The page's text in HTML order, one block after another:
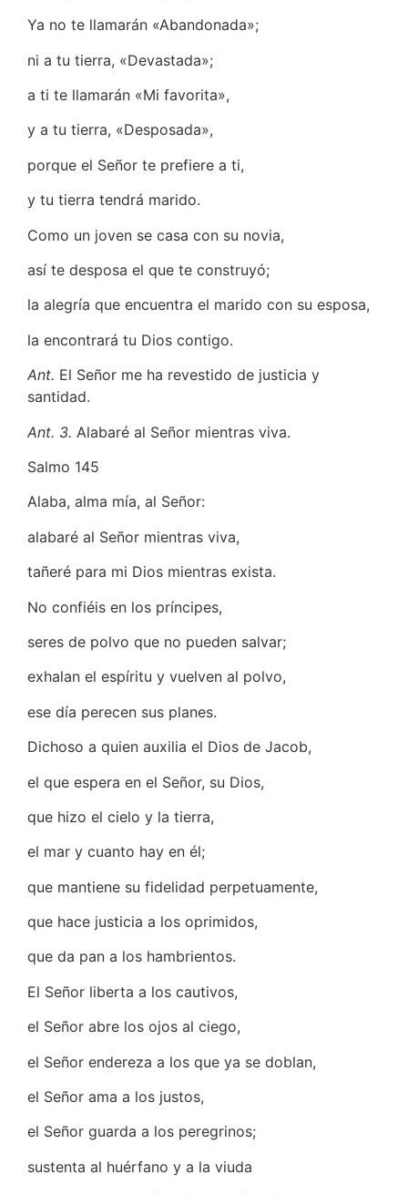
Ya no te llamarán «Abandonada»;
ni a tu tierra, «Devastada»;
a ti te llamarán «Mi favorita»,
y a tu tierra, «Desposada»,
porque el Señor te prefiere a ti,
y tu tierra tendrá marido.
Como un joven se casa con su novia,
así te desposa el que te construyó;
la alegría que encuentra el marido con su esposa,
la encontrará tu Dios contigo.
Ant. El Señor me ha revestido de justicia y
santidad.
Ant. 3. Alabaré al Señor mientras viva.
Salmo 145
Alaba, alma mía, al Señor:
alabaré al Señor mientras viva,
tañeré para mi Dios mientras exista.
No confiéis en los príncipes,
seres de polvo que no pueden salvar;
exhalan el espíritu y vuelven al polvo,
ese día perecen sus planes.
Dichoso a quien auxilia el Dios de Jacob,
el que espera en el Señor, su Dios,
que hizo el cielo y la tierra,
el mar y cuanto hay en él;
que mantiene su fidelidad perpetuamente,
que hace justicia a los oprimidos,
que da pan a los hambrientos.
El Señor liberta a los cautivos,
el Señor abre los ojos al ciego,
el Señor endereza a los que ya se doblan,
el Señor ama a los justos,
el Señor guarda a los peregrinos;
sustenta al huérfano y a la viuda